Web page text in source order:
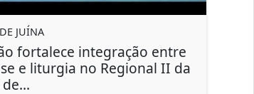
da
Campanha de vacinação
começa pela zona rural e